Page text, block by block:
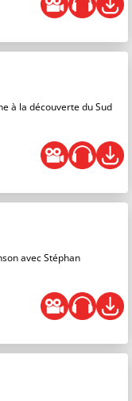
à la découverte du Sud
avec Stéphan